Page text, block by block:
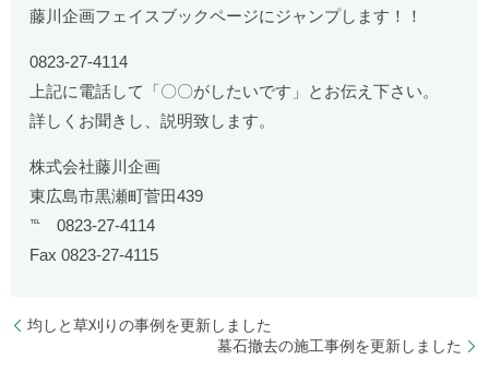
藤川企画フェイスブックページにジャンプします！！
0823-27-4114
上記に電話して「〇〇がしたいです」とお伝え下さい。
詳しくお聞きし、説明致します。
株式会社藤川企画
東広島市黒瀬町菅田439
℡ 0823-27-4114
Fax 0823-27-4115
均しと草刈りの事例を更新しました
墓石撤去の施工事例を更新しました